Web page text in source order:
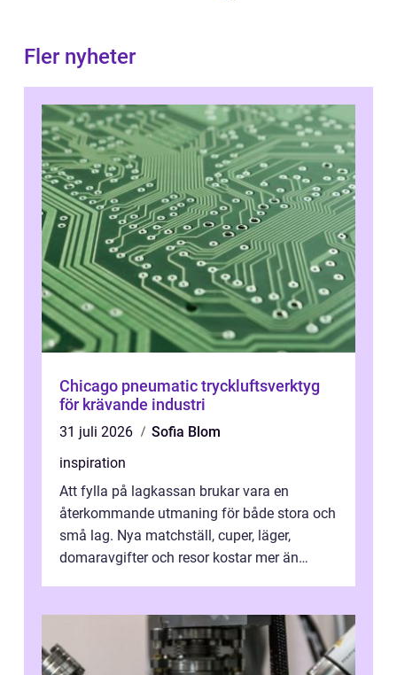
Fler nyheter
Chicago pneumatic tryckluftsverktyg
för krävande industri
31 juli 2026
Sofia Blom
inspiration
Att fylla på lagkassan brukar vara en
återkommande utmaning för både stora och
små lag. Nya matchställ, cuper, läger,
domaravgifter och resor kostar mer än